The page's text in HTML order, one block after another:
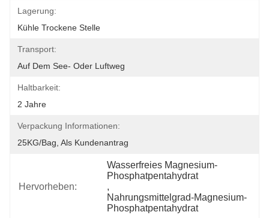
Lagerung:
Kühle Trockene Stelle
Transport:
Auf Dem See- Oder Luftweg
Haltbarkeit:
2 Jahre
Verpackung Informationen:
25KG/bag, Als Kundenantrag
Hervorheben:
Wasserfreies Magnesium-
Phosphatpentahydrat
,
Nahrungsmittelgrad-Magnesium-
Phosphatpentahydrat